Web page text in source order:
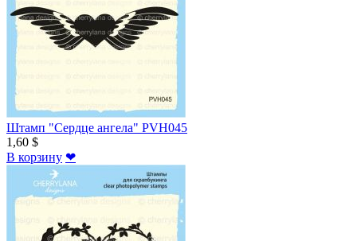
Штамп "Сердце ангела" PVH045
1,60 $
В корзину ❤